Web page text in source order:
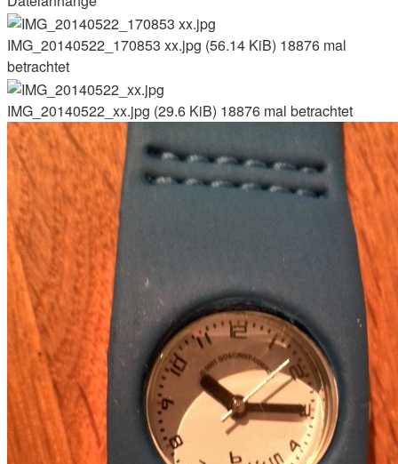
IMG_20140522_170853 xx.jpg (56.14 KiB) 18876 mal
betrachtet
IMG_20140522_xx.jpg (29.6 KiB) 18876 mal betrachtet